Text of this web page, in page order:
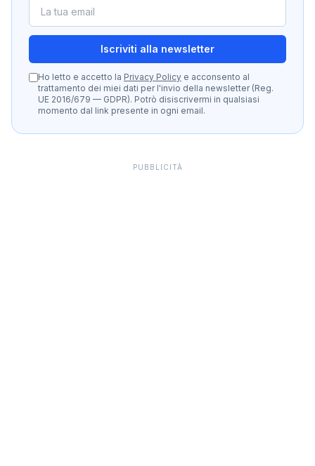
Iscriviti alla newsletter
Ho letto e accetto la Privacy Policy e acconsento al
trattamento dei miei dati per l'invio della newsletter (Reg.
UE 2016/679 — GDPR). Potrò disiscrivermi in qualsiasi
momento dal link presente in ogni email.
PUBBLICITÀ